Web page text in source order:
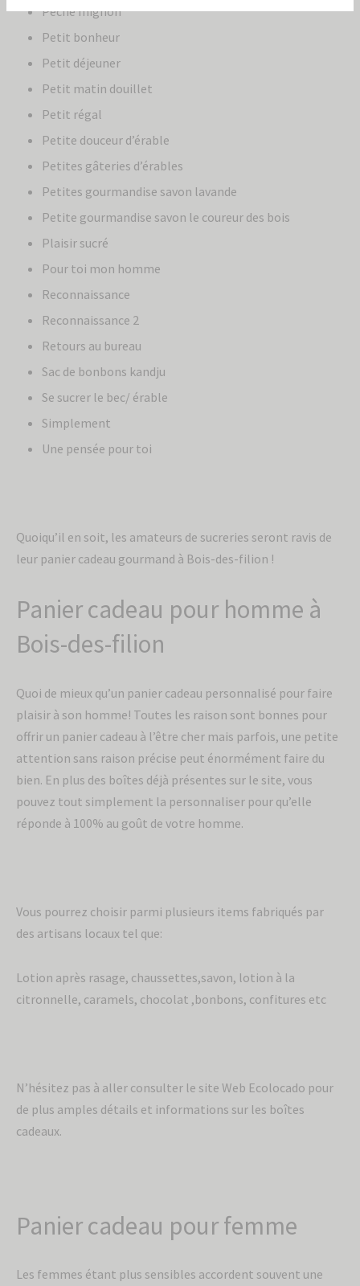
Inscris-toi à
l'infolettre pour
recevoir 10% de
rabais
Sois le premier à être informé de nos
nouveaux produits et offres exclusives.
Péché mignon
Petit bonheur
Petit déjeuner
Petit matin douillet
Petit régal
Petite douceur d’érable
Petites gâteries d’érables
Petites gourmandise savon lavande
Petite gourmandise savon le coureur des bois
Plaisir sucré
Pour toi mon homme
Reconnaissance
Reconnaissance 2
Retours au bureau
Sac de bonbons kandju
Se sucrer le bec/ érable
Simplement
Une pensée pour toi
Quoiqu’il en soit, les amateurs de sucreries seront ravis de
leur panier cadeau gourmand à Bois-des-filion !
Panier cadeau pour homme à
Bois-des-filion
Quoi de mieux qu’un panier cadeau personnalisé pour faire
plaisir à son homme! Toutes les raison sont bonnes pour
offrir un panier cadeau à l’être cher mais parfois, une petite
attention sans raison précise peut énormément faire du
bien. En plus des boîtes déjà présentes sur le site, vous
pouvez tout simplement la personnaliser pour qu’elle
réponde à 100% au goût de votre homme.
Vous pourrez choisir parmi plusieurs items fabriqués par
des artisans locaux tel que:
Lotion après rasage, chaussettes,savon, lotion à la
citronnelle, caramels, chocolat ,bonbons, confitures etc
N’hésitez pas à aller consulter le site Web Ecolocado pour
de plus amples détails et informations sur les boîtes
cadeaux.
Panier cadeau pour femme
Les femmes étant plus sensibles accordent souvent une